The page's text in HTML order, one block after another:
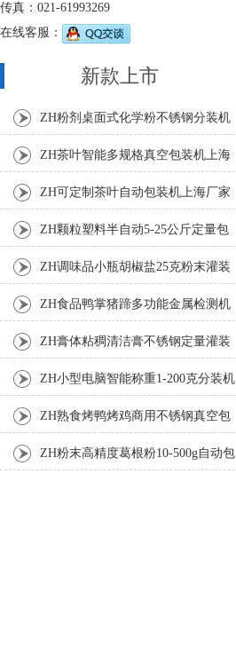
传真：021-61993269
在线客服：
新款上市
ZH粉剂桌面式化学粉不锈钢分装机
ZH茶叶智能多规格真空包装机上海
厂家 ZH可定制茶叶自动包装机上海厂家
ZH颗粒塑料半自动5-25公斤定量包
装机 ZH调味品小瓶胡椒盐25克粉末灌装
ZH食品鸭掌猪蹄多功能金属检测机
ZH膏体粘稠清洁膏不锈钢定量灌装
机厂家 ZH小型电脑智能称重1-200克分装机
ZH熟食烤鸭烤鸡商用不锈钢真空包
装机 ZH粉末高精度葛根粉10-500g自动包